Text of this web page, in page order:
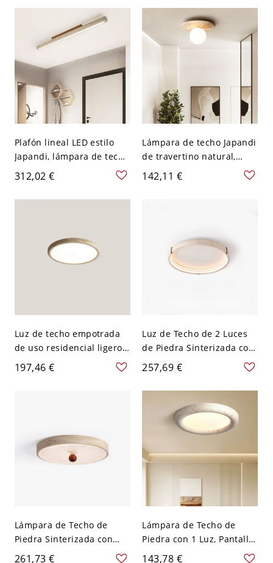
Lámpara de Techo cónico
Japandi de madera
maciza para recibidor -
110 A 120 V 12,7 cm Color
Nuez
Plafón lineal LED estilo
Japandi, lámpara de techo
minimalista tipo barra de
travertino o nogal - 110 A
120 V Color Nuez
312,02 €
Lámpara de techo Japandi
de travertino natural,
accesorio de piedra
orgánica con globo de
142,11 €
Luz de techo empotrada
de uso residencial ligero,
moderna de piedra
sinterizada y acrílico,
197,46 €
Luz de Techo de 2 Luces
de Piedra Sinterizada con
Pantalla de Tiza, Estilo
Moderno Plano para
Dormitorio, Luz LED, 110V-
120V, Tercera Marcha (Luz
Cálida/Blanca/Neutra de
Regulación), 15.5"
257,69 €
Lámpara de Techo de
Piedra Sinterizada con
Pantalla de Lucite LED,
261,73 €
Lámpara de Techo de
Piedra con 1 Luz, Pantalla
de Lucite, Estilo Moderno
143,78 €